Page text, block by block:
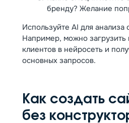
бренду? Желание
Используйте AI для анализа
Например, можно загрузить
клиентов в нейросеть и
основных запросов.
Как создать
без